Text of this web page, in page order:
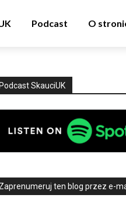
Podcast O
Podcast SkauciUK
Zaprenumeruj ten blog przez e-